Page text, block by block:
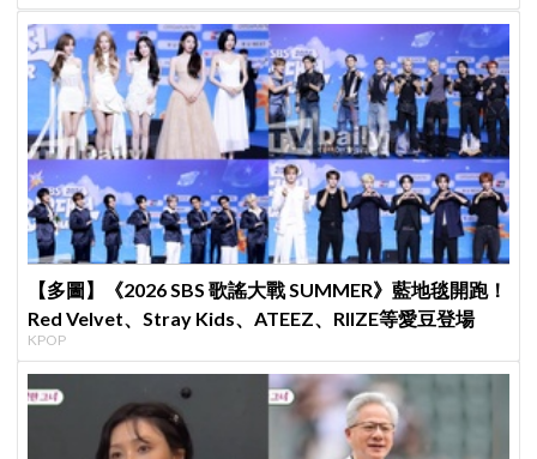
【多圖】《2026 SBS 歌謠大戰 SUMMER》藍地毯開跑！
Red Velvet、Stray Kids、ATEEZ、RIIZE等愛豆登場
KPOP